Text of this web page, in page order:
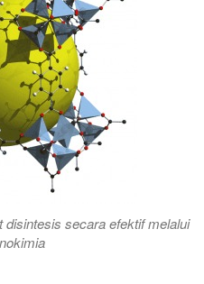
secara efektif melalui